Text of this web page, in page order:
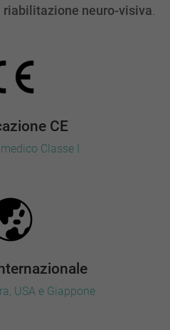
riabilitazione neuro-visiva.
CE
Classe I
USA e Giappone